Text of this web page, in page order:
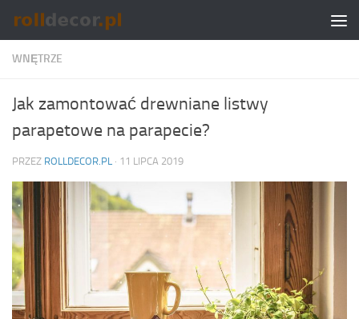
Skip to content
WNĘTRZE
Jak zamontować drewniane listwy
parapetowe na parapecie?
PRZEZ ROLLDECOR.PL · 11 LIPCA 2019